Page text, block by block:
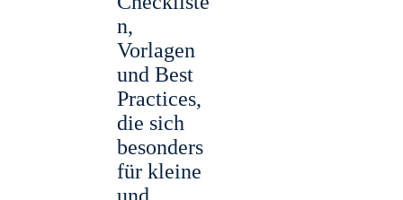
n,
Vorlagen
und Best
Practices,
die sich
besonders
für kleine
und